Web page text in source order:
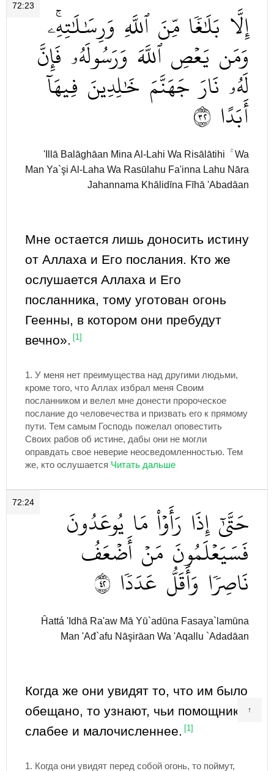
72:23 إِلَّا بَلَٰغٗا مِّنَ ٱللَّهِ وَرِسَٰلَٰتِهِۦۚ
وَمَن يَعۡصِ ٱللَّهَ وَرَسُولَهُۥ فَإِنَّ
لَهُۥ نَارَ جَهَنَّمَ خَٰلِدِينَ فِيهَآ
أَبَدًا ٢٣
'Illā Balāghāan Mina Al-Lahi Wa Risālātihi ۚ Wa
Man Ya`şi Al-Laha Wa Rasūlahu Fa'inna Lahu Nāra
Jahannama Khālidīna Fīhā 'Abadāan
Мне остается лишь доносить истину
от Аллаха и Его послания. Кто же
ослушается Аллаха и Его
посланника, тому уготован огонь
Геенны, в котором они пребудут
вечно».
[1]
1. У меня нет преимущества над другими людьми,
кроме того, что Аллах избрал меня Своим
посланником и велел мне донести пророческое
послание до человечества и призвать его к прямому
пути. Тем самым Господь пожелал оповестить
Своих рабов об истине, дабы они не могли
оправдать свое неверие неосведомленностью. Тем
же, кто ослушается
72:24 حَتَّىٰٓ إِذَا رَأَوۡاْ مَا يُوعَدُونَ
فَسَيَعۡلَمُونَ مَنۡ أَضۡعَفُ
نَاصِرٗا وَأَقَلُّ عَدَدٗا ٢٤
Ĥattá 'Idhā Ra'aw Mā Yū`adūna Fasaya`lamūna
Man 'Ađ`afu Nāşirāan Wa 'Aqallu `Adadāan
Когда же они увидят то, что им было
обещано, то узнают, чьи помощники
слабее и малочисленнее.
[1]
1. Когда они увидят перед собой огонь, то поймут,
↑